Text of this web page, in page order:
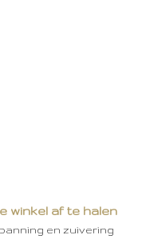
winkel af te halen
en zuivering